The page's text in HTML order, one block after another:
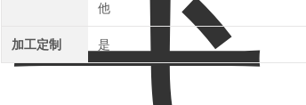
他
加工定制 是